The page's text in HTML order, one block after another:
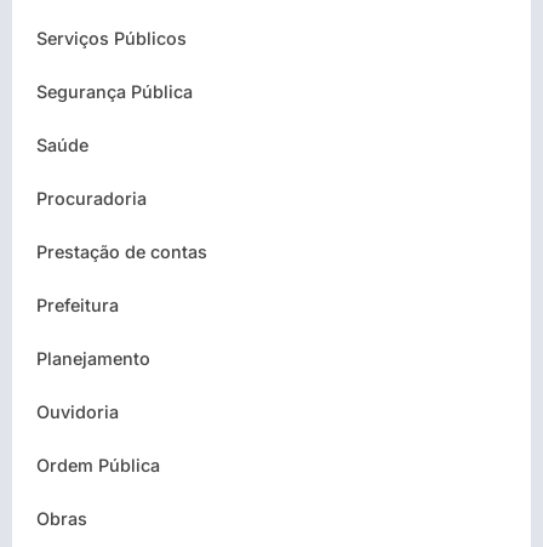
Serviços Públicos
Segurança Pública
Saúde
Procuradoria
Prestação de contas
Prefeitura
Planejamento
Ouvidoria
Ordem Pública
Obras